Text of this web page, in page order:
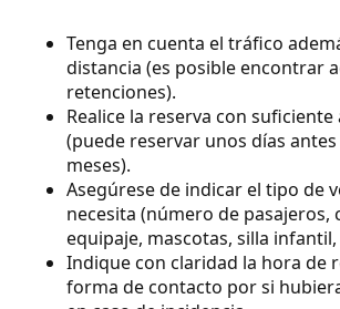
Tenga en cuenta el tráfico
distancia (es posible encontrar
retenciones).
Realice la reserva con
(puede reservar unos días
meses).
Asegúrese de indicar el tipo de
necesita (número de pasajeros,
equipaje, mascotas, silla infantil,
Indique con claridad la hora de
forma de contacto por si